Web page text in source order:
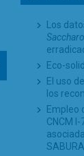
Los
Eco-
El uso
los
Empleo
CNCM